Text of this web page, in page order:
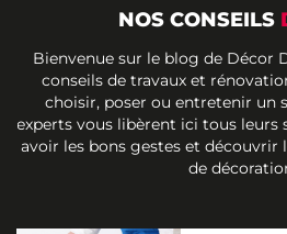
NOS CONSEILS
Bienvenue sur le blog de Décor
conseils de travaux et
choisir, poser ou entretenir un
experts vous libèrent ici tous leurs
avoir les bons gestes et découvrir
de